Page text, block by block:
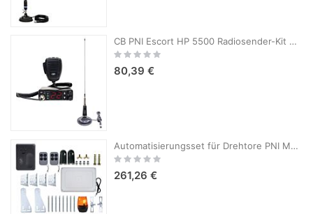
CB PNI Escort HP 5500 Radiosender-Kit mit CB PNI LED 2000-Antenne, 90 cm, 500 W, leuchtet während der Übertragung, Magnetfuß im Lieferumfang enthalten
Rating:
80,39 €
Automatisierungsset für Drehtore PNI MAB300LR, 2 Motoren 40 W, Tor 2 x 2,5 m max., Torgewicht 200 kg, inklusive Smart-Relais RG120LR
Rating:
261,26 €